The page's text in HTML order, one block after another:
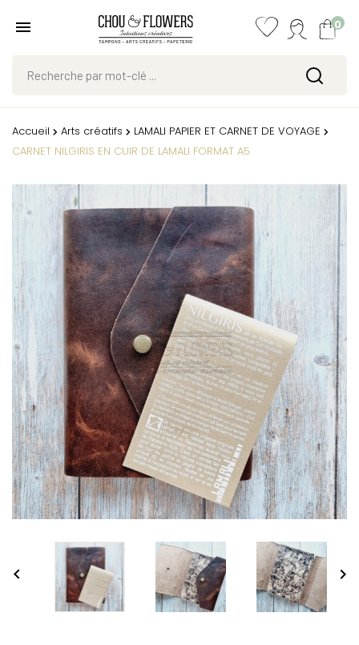
0
Accueil Arts créatifs
LAMALI PAPIER ET CARNET DE VOYAGE
CARNET NILGIRIS EN CUIR DE LAMALI FORMAT A5
 